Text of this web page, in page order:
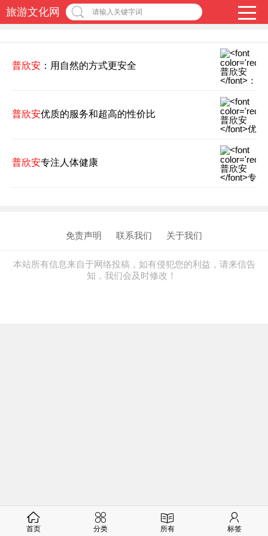
旅游文化网 请输入关键字词
普欣安 ：用自然的方式更安全
普欣安优质的服务和超高的性价比
普欣安专注人体健康
免责声明 联系我们 关于我们
本站所有信息来自于网络投稿，如有侵犯您的利益，请来信告
知，我们会及时修改！
首页 分类 所有 标签